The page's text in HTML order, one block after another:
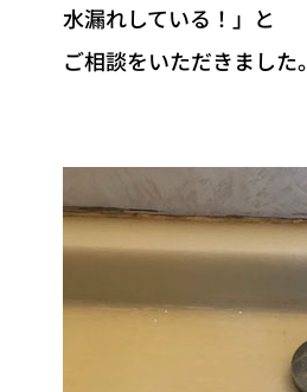
水漏れしている！」と
ご相談をいただきました。